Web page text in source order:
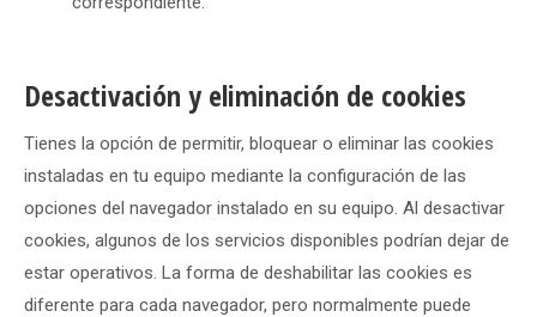
Desactivación y eliminación de cookies
Tienes la opción de permitir, bloquear o eliminar las cookies
instaladas en tu equipo mediante la configuración de las
opciones del navegador instalado en su equipo. Al desactivar
cookies, algunos de los servicios disponibles podrían dejar de
estar operativos. La forma de deshabilitar las cookies es
diferente para cada navegador, pero normalmente puede